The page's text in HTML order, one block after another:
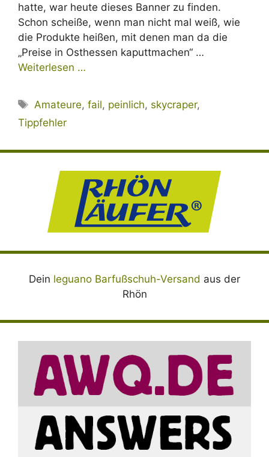
hatte, war heute dieses Banner zu finden.
Schon scheiße, wenn man nicht mal weiß, wie
die Produkte heißen, mit denen man da die
„Preise in Osthessen kaputtmachen“ …
Weiterlesen …
Schlagwörter
Amateure,fail, peinlich, skycraper,
Tippfehler
Dein leguano Barfußschuh-Versand aus der
Rhön